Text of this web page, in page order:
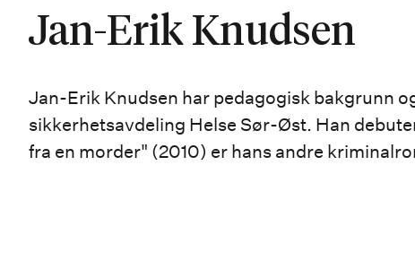
Jan-Erik Knudsen
Jan-Erik Knudsen har pedagogisk bakgrunn
sikkerhetsavdeling Helse Sør-Øst. Han
fra en morder" (2010) er hans andre